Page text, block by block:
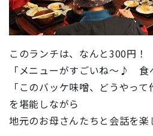
このランチは、なんと300円！
「メニューがすごいね～♪ 食
「このバッケ味噌、どうやっ
を堪能しながら
地元のお母さんたちと会話を楽